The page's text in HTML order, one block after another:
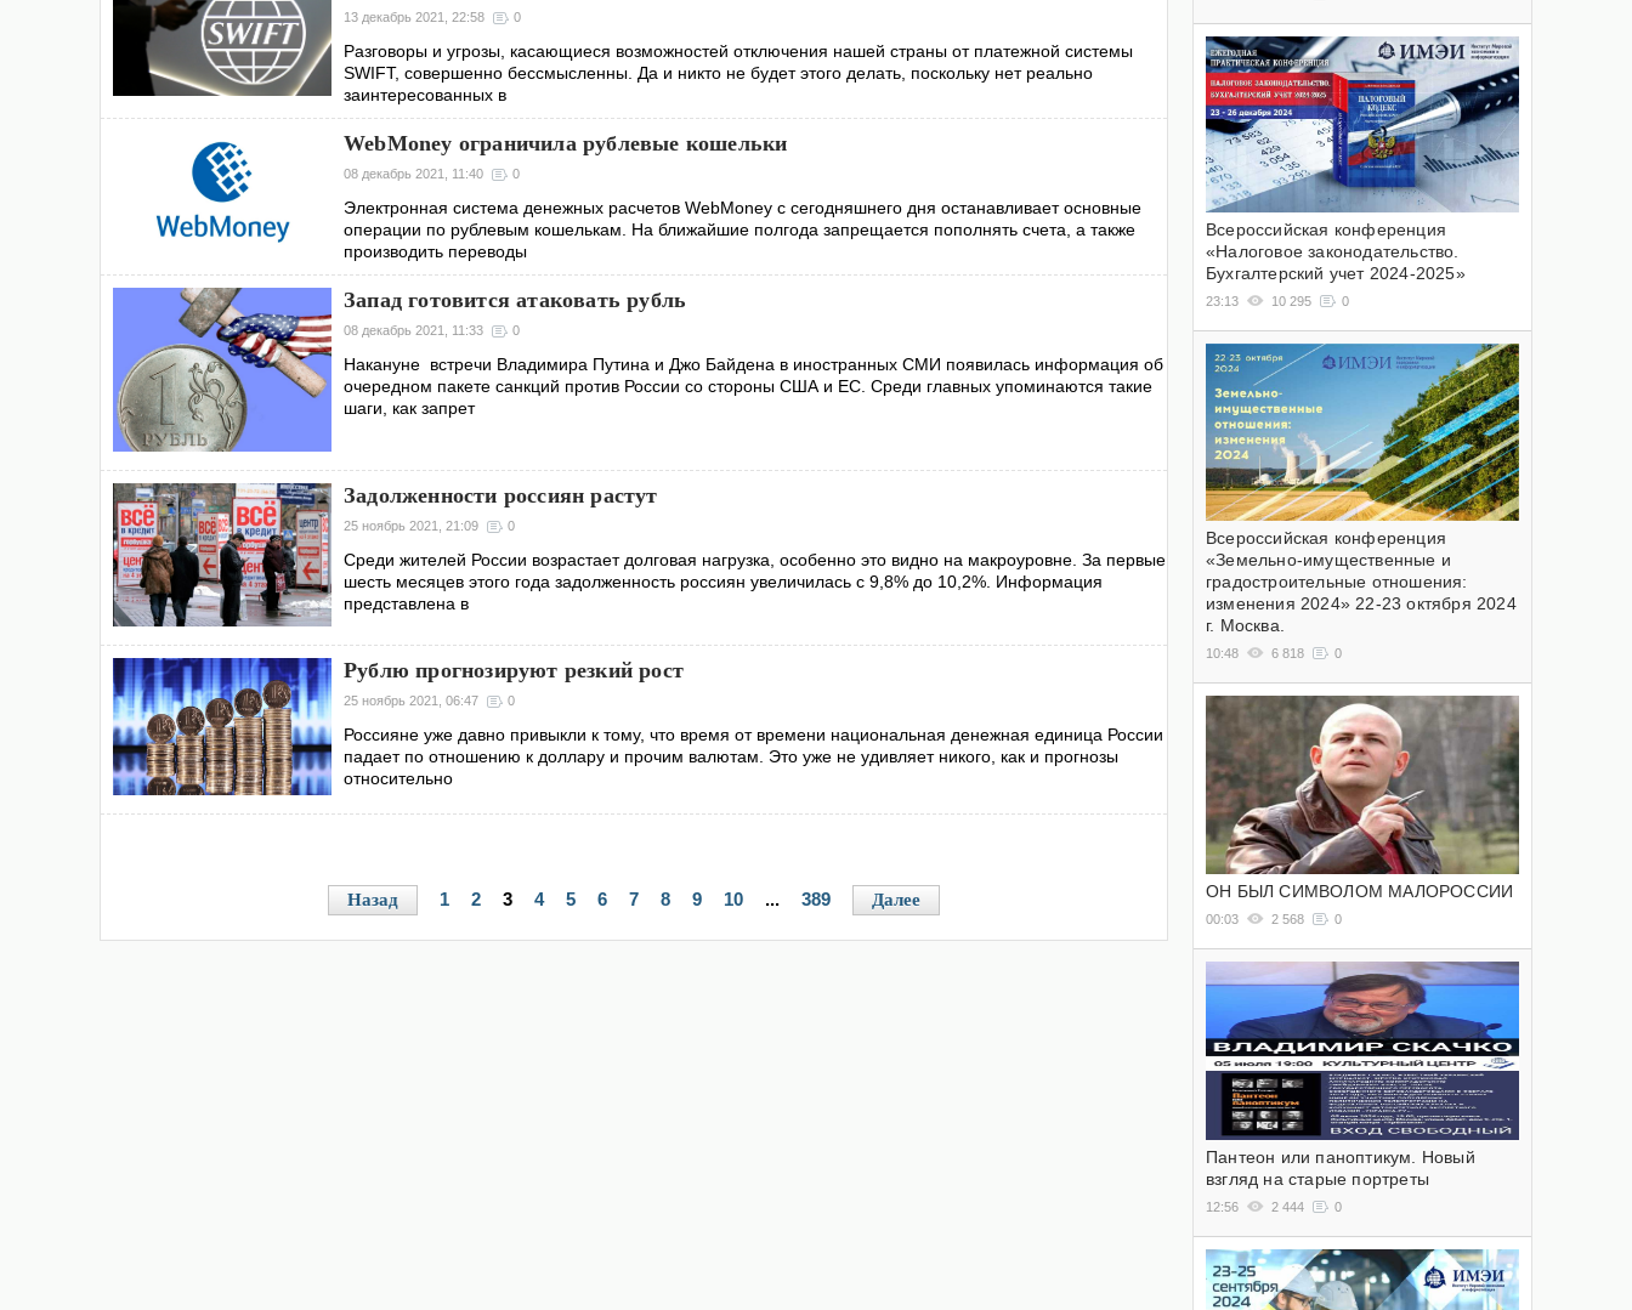
13 декабрь 2021, 22:58 0
Разговоры и угрозы, касающиеся возможностей отключения нашей страны от платежной системы
SWIFT, совершенно бессмысленны. Да и никто не будет этого делать, поскольку нет реально
заинтересованных в
WebMoney ограничила рублевые кошельки
08 декабрь 2021, 11:40 0
Электронная система денежных расчетов WebMoney с сегодняшнего дня останавливает основные
операции по рублевым кошелькам. На ближайшие полгода запрещается пополнять счета, а также
производить переводы
Запад готовится атаковать рубль
08 декабрь 2021, 11:33 0
Накануне встречи Владимира Путина и Джо Байдена в иностранных СМИ появилась информация об
очередном пакете санкций против России со стороны США и ЕС. Среди главных упоминаются такие
шаги, как запрет
Задолженности россиян растут
25 ноябрь 2021, 21:09 0
Среди жителей России возрастает долговая нагрузка, особенно это видно на макроуровне. За первые
шесть месяцев этого года задолженность россиян увеличилась с 9,8% до 10,2%. Информация
представлена в
Рублю прогнозируют резкий рост
25 ноябрь 2021, 06:47 0
Россияне уже давно привыкли к тому, что время от времени национальная денежная единица России
падает по отношению к доллару и прочим валютам. Это уже не удивляет никого, как и прогнозы
относительно
Назад 1 2 3 4 5 6 7 8 9 10 ... 389 Далее
Всероссийская конференция
«Налоговое законодательство.
Бухгалтерский учет 2024-2025»
23:13 10 295 0
Всероссийская конференция
«Земельно-имущественные и
градостроительные отношения:
изменения 2024» 22-23 октября 2024
г. Москва.
10:48 6 818 0
ОН БЫЛ СИМВОЛОМ МАЛОРОССИИ
00:03 2 568 0
Пантеон или паноптикум. Новый
взгляд на старые портреты
12:56 2 444 0